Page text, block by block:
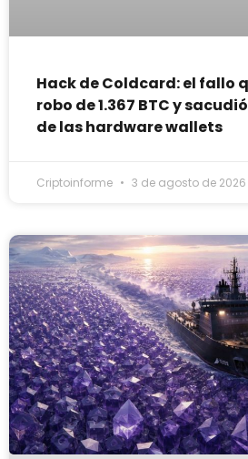
Hack de Coldcard: el fallo
robo de 1.367 BTC y
de las hardware wallets
Criptoinforme 3 de agosto de 2026